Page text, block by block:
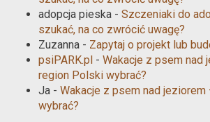
adopcja pieska - Szczeniaki do
szukać, na co zwrócić uwagę?
Zuzanna - Zapytaj o projekt lub
psiPARK.pl - Wakacje z psem nad
region Polski wybrać?
Ja - Wakacje z psem nad
wybrać?